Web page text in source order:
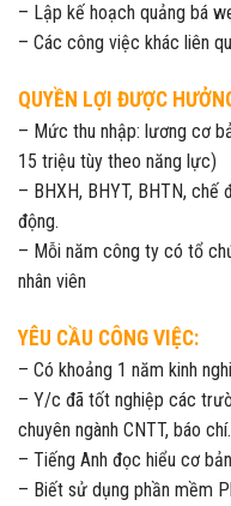
– Lập kế hoạch quảng bá
– Các công việc khác liên
QUYỀN LỢI ĐƯỢC
– Mức thu nhập: lương cơ
15 triệu tùy theo năng lực)
– BHXH, BHYT, BHTN, chế
động.
– Mỗi năm công ty có tổ
nhân viên
YÊU CẦU CÔNG VIỆC:
– Có khoảng 1 năm kinh
– Y/c đã tốt nghiệp các
chuyên ngành CNTT, báo chí.
– Tiếng Anh đọc hiểu cơ bản
– Biết sử dụng phần mềm